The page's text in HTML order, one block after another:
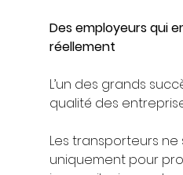
Des employeurs qui
réellement
L’un des grands
qualité des
Les transporteurs ne
uniquement pour